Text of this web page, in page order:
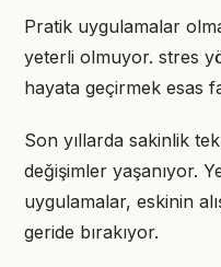
Pratik uygulamalar
yeterli olmuyor. stres
hayata geçirmek esas
Son yıllarda sakinlik
değişimler yaşanıyor.
uygulamalar, eskinin
geride bırakıyor.